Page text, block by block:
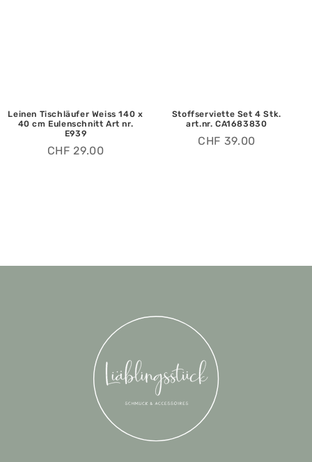
Leinen Tischläufer Weiss 140 x
40 cm Eulenschnitt Art nr.
E939
CHF 29.00
Stoffserviette Set 4 Stk.
art.nr. CA1683830
CHF 39.00